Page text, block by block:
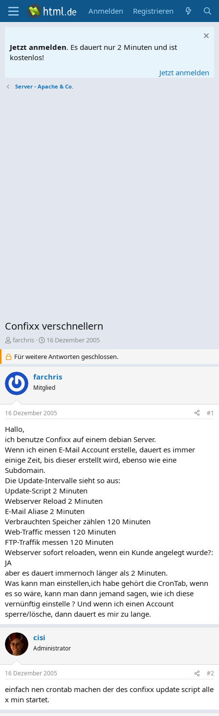
Anmelden Registrieren
Jetzt anmelden. Es dauert nur 2 Minuten und ist
kostenlos!
Jetzt anmelden
Server - Apache & Co.
Confixx verschnellern
E
s
e
l
l
e
r
farchris
E
s
e
l
l
a
m
16 Dezember 2005
Für weitere Antworten geschlossen.
farchris
Mitglied
16 Dezember 2005 #1
Hallo,
ich benutze Confixx auf einem debian Server.
Wenn ich einen E-Mail Account erstelle, dauert es immer
einige Zeit, bis dieser erstellt wird, ebenso wie eine
Subdomain.
Die Update-Intervalle sieht so aus:
Update-Script 2 Minuten
Webserver Reload 2 Minuten
E-Mail Aliase 2 Minuten
Verbrauchten Speicher zählen 120 Minuten
Web-Traffic messen 120 Minuten
FTP-Traffik messen 120 Minuten
Webserver sofort reloaden, wenn ein Kunde angelegt wurde?:
JA
aber es dauert immernoch länger als 2 Minuten.
Was kann man einstellen,ich habe gehört die CronTab, wenn
es so wäre, kann man dann jemand sagen, wie ich diese
vernünftig einstelle ? Und wenn ich einen Account
sperre/lösche, dann dauert es mir zu lange.
cisi
Administrator
16 Dezember 2005 #2
einfach nen crontab machen der des confixx update script alle
x min startet.